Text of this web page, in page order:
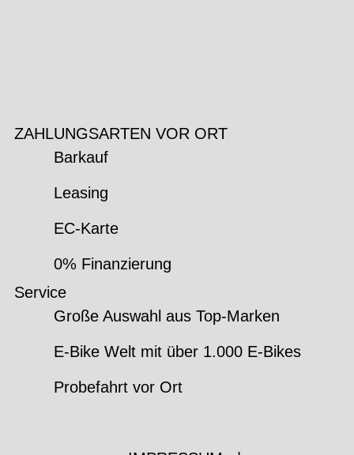
ZAHLUNGSARTEN VOR ORT
Barkauf
Leasing
EC-Karte
0% Finanzierung
Service
Große Auswahl aus Top-Marken
E-Bike Welt mit über 1.000 E-Bikes
Probefahrt vor Ort